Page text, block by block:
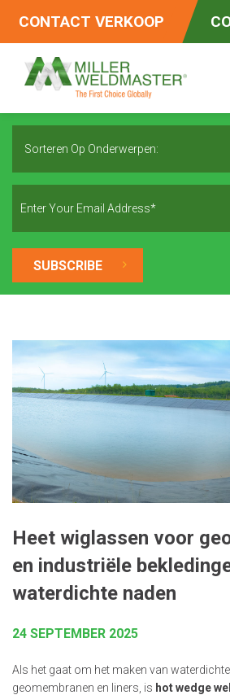
CONTACT VERKOOP
Sorteren Op Onderwerpen:
Heet wiglassen voor
en industriële
waterdichte naden
24 SEPTEMBER 2025
Als het gaat om het maken van
geomembranen en liners, is hot wedge